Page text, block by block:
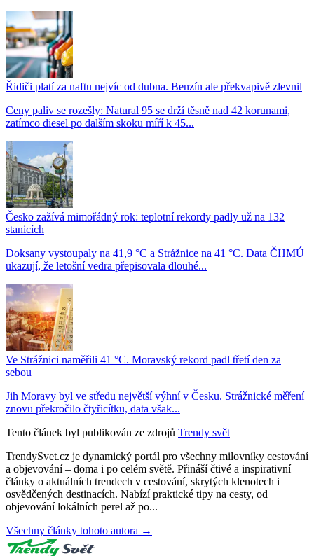
Řidiči platí za naftu nejvíc od dubna. Benzín ale překvapivě zlevnil
Ceny paliv se rozešly: Natural 95 se drží těsně nad 42 korunami,
zatímco diesel po dalším skoku míří k 45...
Česko zažívá mimořádný rok: teplotní rekordy padly už na 132
stanicích
Doksany vystoupaly na 41,9 °C a Strážnice na 41 °C. Data ČHMÚ
ukazují, že letošní vedra přepisovala dlouhé...
Ve Strážnici naměřili 41 °C. Moravský rekord padl třetí den za
sebou
Jih Moravy byl ve středu největší výhní v Česku. Strážnické měření
znovu překročilo čtyřicítku, data však...
Tento článek byl publikován ze zdrojů Trendy svět
TrendySvet.cz je dynamický portál pro všechny milovníky cestování
a objevování – doma i po celém světě. Přináší čtivé a inspirativní
články o aktuálních trendech v cestování, skrytých klenotech i
osvědčených destinacích. Nabízí praktické tipy na cesty, od
objevování lokálních perel až po...
Všechny články tohoto autora →